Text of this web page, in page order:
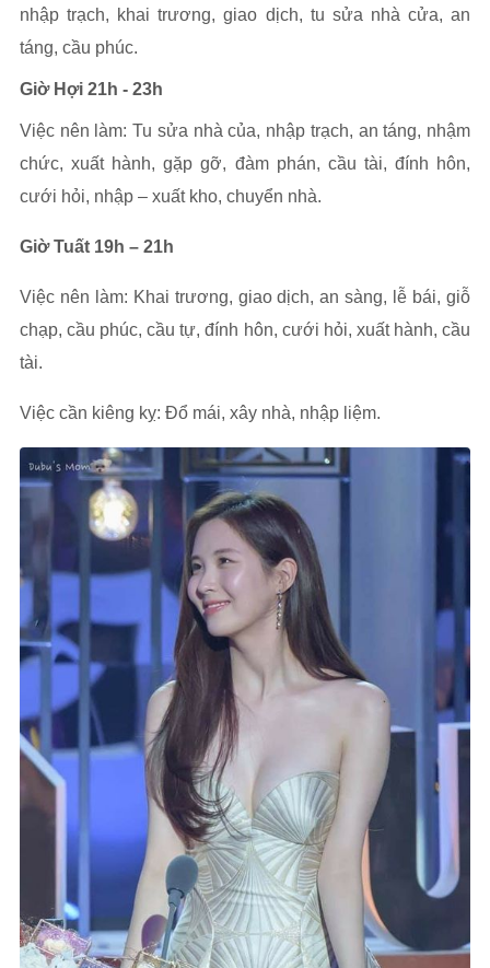
nhập trạch, khai trương, giao dịch, tu sửa nhà cửa, an
táng, cầu phúc.
Giờ Hợi 21h - 23h
Việc nên làm: Tu sửa nhà của, nhập trạch, an táng, nhậm
chức, xuất hành, gặp gỡ, đàm phán, cầu tài, đính hôn,
cưới hỏi, nhập – xuất kho, chuyển nhà.
Giờ Tuất 19h – 21h
Việc nên làm: Khai trương, giao dịch, an sàng, lễ bái, giỗ
chạp, cầu phúc, cầu tự, đính hôn, cưới hỏi, xuất hành, cầu
tài.
Việc cần kiêng kỵ: Đổ mái, xây nhà, nhập liệm.